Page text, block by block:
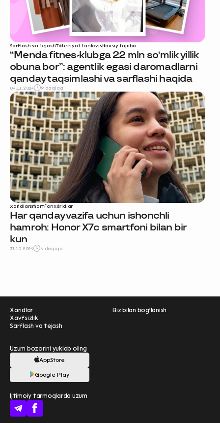
Sarflash va tejashTahririyat tanlovishaxsiy tajriba
“Menda fitnes-klubga 22 mln so‘mlik yillik
obuna bor”: agentlik egasi daromadlarni
qanday taqsimlashi va sarflashi haqida
04.11.2024 9 daqiqa
Xaridlarsmartfonxaridlar
Har qanday vazifa uchun ishonchli
hamroh: Honor X7c smartfoni bilan bir
kun
31.10.2024 4 daqiqa
Xaridlar
Xavfsizlik
Sarflash va tejash
Biz bilan bog'lanish
Uzum bozorini yuklab oling
AppStore
Google Play
Ijtimoiy tarmoqlarda uzum
Ravnaqimizga hissa
qo'shing — so‘rovnomada
qatnashing ❤️
boshlash